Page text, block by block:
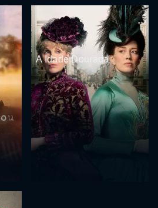
A Idade Dourada